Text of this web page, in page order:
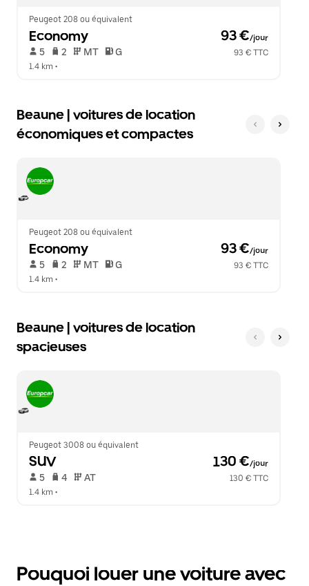
calendrier.
Peugeot 208 ou équivalent
Economy 93 €/jour
5 2 MT G
93 € TTC
1.4 km •
Beaune | voitures de location
économiques et compactes
Peugeot 208 ou équivalent
Economy 93 €/jour
5 2 MT G
93 € TTC
1.4 km •
Beaune | voitures de location
spacieuses
Peugeot 3008 ou équivalent
SUV 130 €/jour
5 4 AT
130 € TTC
1.4 km •
Pouquoi louer une voiture avec